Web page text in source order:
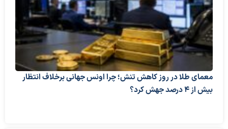
معمای طلا در روز کاهش تنش؛ چرا اونس جهانی برخلاف انتظار
بیش از ۴ درصد جهش کرد؟